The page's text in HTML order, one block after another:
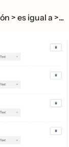
> es igual a >...